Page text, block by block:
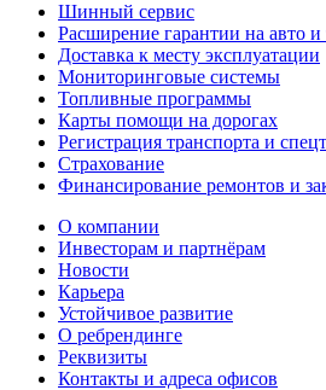
Шинный сервис
Расширение гарантии на авто и
Доставка к месту эксплуатации
Мониторинговые системы
Топливные программы
Карты помощи на дорогах
Регистрация транспорта и
Страхование
Финансирование ремонтов и
О компании
Инвесторам и партнёрам
Новости
Карьера
Устойчивое развитие
О ребрендинге
Реквизиты
Контакты и адреса офисов